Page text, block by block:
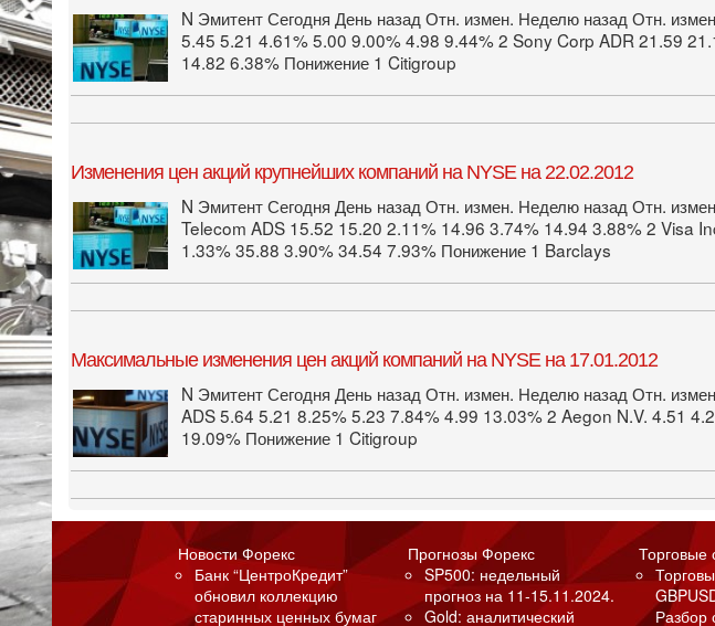
N Эмитент Сегодня День назад Отн. измен. Неделю назад Отн.
5.45 5.21 4.61% 5.00 9.00% 4.98 9.44% 2 Sony Corp ADR 21.59
14.82 6.38% Понижение 1 Citigroup
Изменения цен акций крупнейших компаний на NYSE на 22.02.2012
N Эмитент Сегодня День назад Отн. измен. Неделю назад Отн.
Telecom ADS 15.52 15.20 2.11% 14.96 3.74% 14.94 3.88% 2 Visa
1.33% 35.88 3.90% 34.54 7.93% Понижение 1 Barclays
Максимальные изменения цен акций компаний на NYSE на 17.01.2012
N Эмитент Сегодня День назад Отн. измен. Неделю назад Отн.
ADS 5.64 5.21 8.25% 5.23 7.84% 4.99 13.03% 2 Aegon N.V. 4.51
19.09% Понижение 1 Citigroup
Новости Форекс
Банк “ЦентроКредит”
обновил коллекцию
старинных ценных бумаг
Прогнозы Форекс
SP500: недельный
прогноз на 11-15.11.2024.
Gold: аналитический
Торговые
Разбор